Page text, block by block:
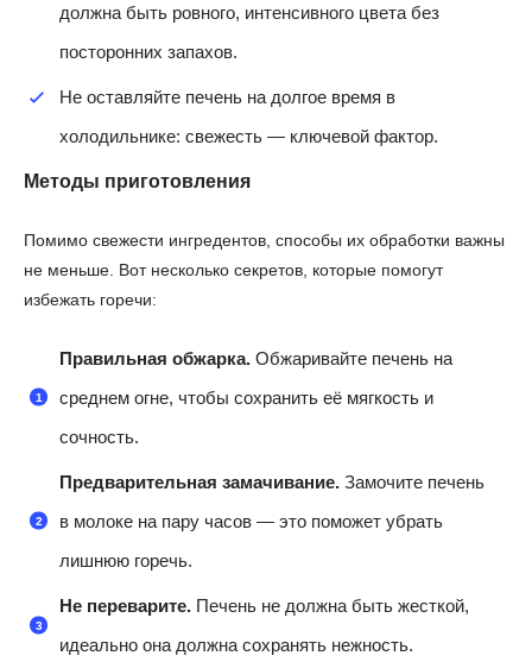
должна быть ровного, интенсивного цвета без
посторонних запахов.
Не оставляйте печень на долгое время в
холодильнике: свежесть — ключевой фактор.
Методы приготовления
Помимо свежести ингредентов, способы их обработки важны
не меньше. Вот несколько секретов, которые помогут
избежать горечи:
Правильная обжарка. Обжаривайте печень на
среднем огне, чтобы сохранить её мягкость и
сочность.
Предварительная замачивание. Замочите печень
в молоке на пару часов — это поможет убрать
лишнюю горечь.
Не переварите. Печень не должна быть жесткой,
идеально она должна сохранять нежность.